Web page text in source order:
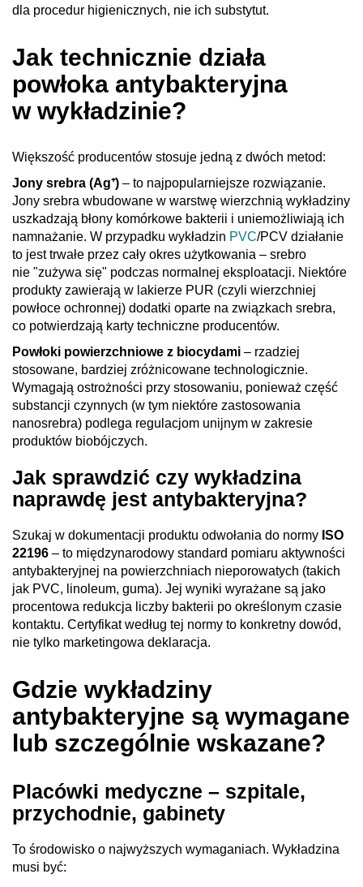
dla procedur higienicznych, nie ich substytut.
Jak technicznie działa
powłoka antybakteryjna
w wykładzinie?
Większość producentów stosuje jedną z dwóch metod:
Jony srebra (Ag⁺) – to najpopularniejsze rozwiązanie.
Jony srebra wbudowane w warstwę wierzchnią wykładziny
uszkadzają błony komórkowe bakterii i uniemożliwiają ich
namnażanie. W przypadku wykładzin PVC/PCV działanie
to jest trwałe przez cały okres użytkowania – srebro
nie "zużywa się" podczas normalnej eksploatacji. Niektóre
produkty zawierają w lakierze PUR (czyli wierzchniej
powłoce ochronnej) dodatki oparte na związkach srebra,
co potwierdzają karty techniczne producentów.
Powłoki powierzchniowe z biocydami – rzadziej
stosowane, bardziej zróżnicowane technologicznie.
Wymagają ostrożności przy stosowaniu, ponieważ część
substancji czynnych (w tym niektóre zastosowania
nanosrebra) podlega regulacjom unijnym w zakresie
produktów biobójczych.
Jak sprawdzić czy wykładzina
naprawdę jest antybakteryjna?
Szukaj w dokumentacji produktu odwołania do normy ISO
22196 – to międzynarodowy standard pomiaru aktywności
antybakteryjnej na powierzchniach nieporowatych (takich
jak PVC, linoleum, guma). Jej wyniki wyrażane są jako
procentowa redukcja liczby bakterii po określonym czasie
kontaktu. Certyfikat według tej normy to konkretny dowód,
nie tylko marketingowa deklaracja.
Gdzie wykładziny
antybakteryjne są wymagane
lub szczególnie wskazane?
Placówki medyczne – szpitale,
przychodnie, gabinety
To środowisko o najwyższych wymaganiach. Wykładzina
musi być: